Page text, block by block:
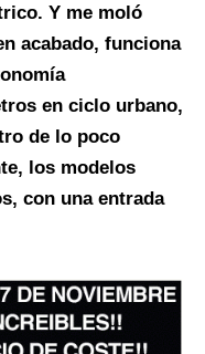
Y me moló
acabado, funciona
en ciclo urbano,
de lo poco
los modelos
con una entrada